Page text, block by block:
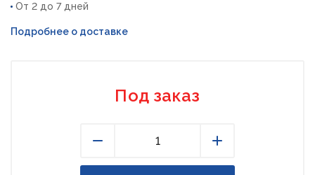
От 2 до 7 дней
Подробнее о доставке
Под заказ